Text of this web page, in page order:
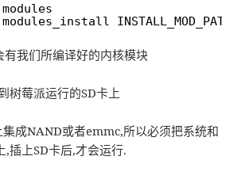
modules
modules_install
我们所编译好的内核模块
树莓派运行的SD卡上
成NAND或者emmc,所以必须把系统和
,插上SD卡后,才会运行.